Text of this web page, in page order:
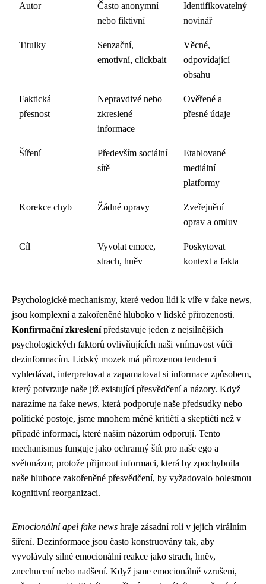
Autor
Často anonymní
nebo fiktivní
Identifikovatelný
novinář
Titulky
Senzační,
emotivní, clickbait
Věcné,
odpovídající
obsahu
Faktická
přesnost
Nepravdivé nebo
zkreslené
informace
Ověřené a
přesné údaje
Šíření
Především sociální
sítě
Etablované
mediální
platformy
Korekce chyb Žádné opravy
Zveřejnění
oprav a omluv
Cíl
Vyvolat emoce,
strach, hněv
Poskytovat
kontext a fakta
Psychologické mechanismy, které vedou lidi k víře v fake news,
jsou komplexní a zakořeněné hluboko v lidské přirozenosti.
Konfirmační zkreslenípředstavuje jeden z nejsilnějších
psychologických faktorů ovlivňujících naši vnímavost vůči
dezinformacím. Lidský mozek má přirozenou tendenci
vyhledávat, interpretovat a zapamatovat si informace způsobem,
který potvrzuje naše již existující přesvědčení a názory. Když
narazíme na fake news, která podporuje naše předsudky nebo
politické postoje, jsme mnohem méně kritičtí a skeptičtí než v
případě informací, které našim názorům odporují. Tento
mechanismus funguje jako ochranný štít pro naše ego a
světonázor, protože přijmout informaci, která by zpochybnila
naše hluboce zakořeněné přesvědčení, by vyžadovalo bolestnou
kognitivní reorganizaci.
Emocionální apel fake news hraje zásadní roli v jejich virálním
šíření. Dezinformace jsou často konstruovány tak, aby
vyvolávaly silné emocionální reakce jako strach, hněv,
znechucení nebo nadšení. Když jsme emocionálně vzrušeni,